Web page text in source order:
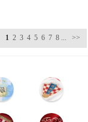
1 2 3 4 5 6 7 8 ... >>